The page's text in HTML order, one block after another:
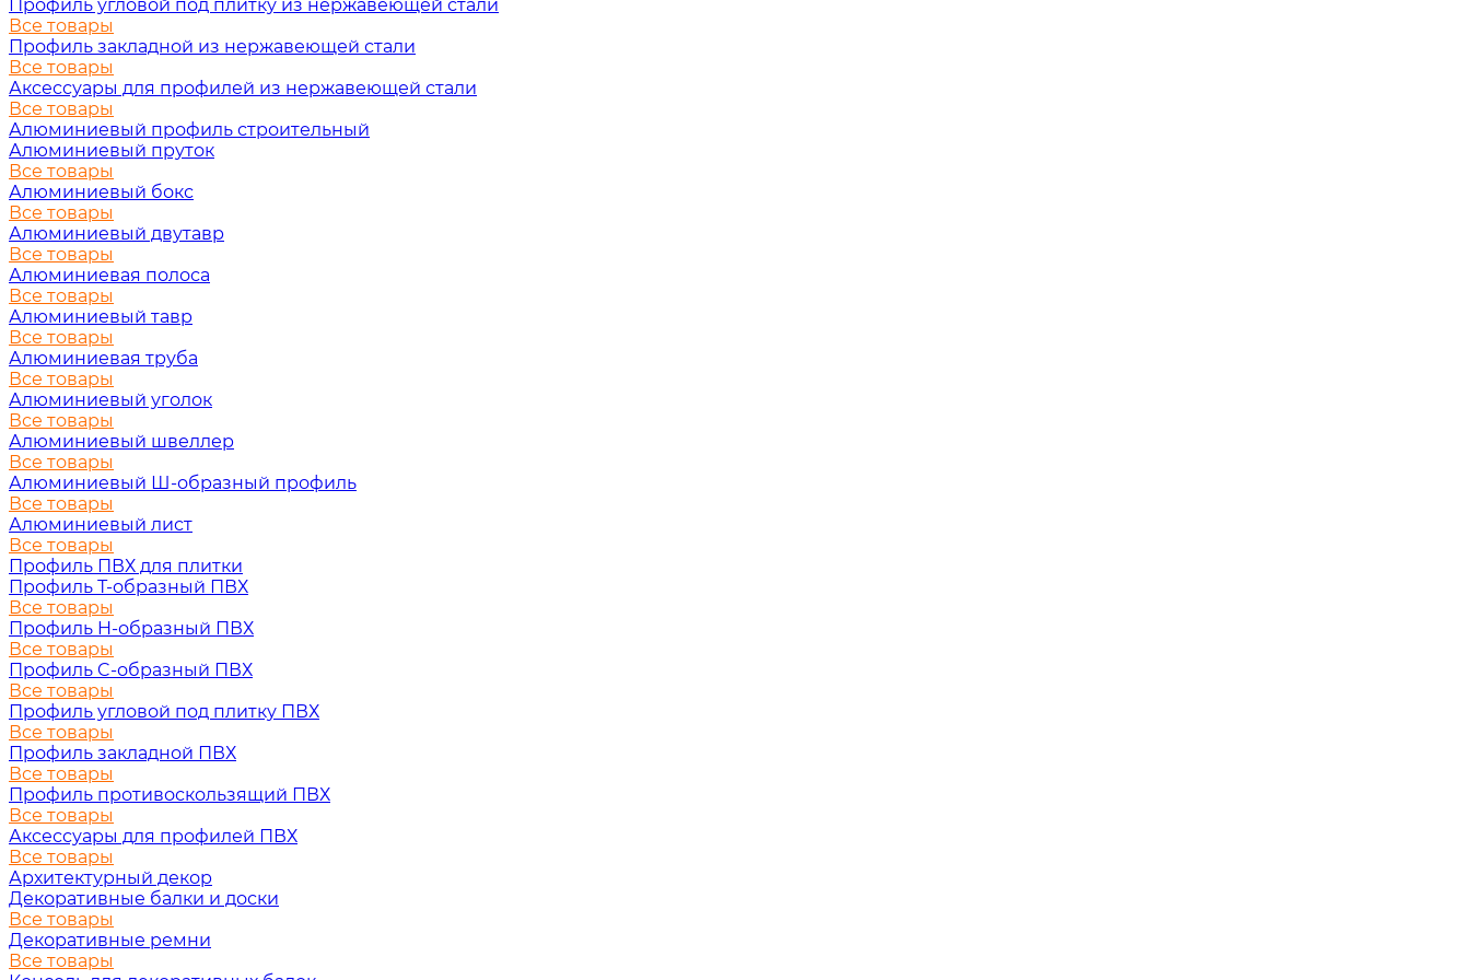
Профиль угловой под плитку из нержавеющей стали
Все товары
Профиль закладной из нержавеющей стали
Все товары
Аксессуары для профилей из нержавеющей стали
Все товары
Алюминиевый профиль строительный
Алюминиевый пруток
Все товары
Алюминиевый бокс
Все товары
Алюминиевый двутавр
Все товары
Алюминиевая полоса
Все товары
Алюминиевый тавр
Все товары
Алюминиевая труба
Все товары
Алюминиевый уголок
Все товары
Алюминиевый швеллер
Все товары
Алюминиевый Ш-образный профиль
Все товары
Алюминиевый лист
Все товары
Профиль ПВХ для плитки
Профиль Т-образный ПВХ
Все товары
Профиль H-образный ПВХ
Все товары
Профиль C-образный ПВХ
Все товары
Профиль угловой под плитку ПВХ
Все товары
Профиль закладной ПВХ
Все товары
Профиль противоскользящий ПВХ
Все товары
Аксессуары для профилей ПВХ
Все товары
Архитектурный декор
Декоративные балки и доски
Все товары
Декоративные ремни
Все товары